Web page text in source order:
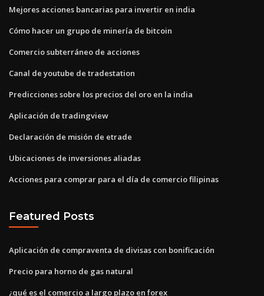
Mejores acciones bancarias para invertir en india
Cómo hacer un grupo de minería de bitcoin
Comercio subterráneo de acciones
Canal de youtube de tradestation
Predicciones sobre los precios del oro en la india
Aplicación de tradingview
Declaración de misión de etrade
Ubicaciones de inversiones aliadas
Acciones para comprar para el día de comercio filipinas
Featured Posts
Aplicación de compraventa de divisas con bonificación
Precio para horno de gas natural
¿qué es el comercio a largo plazo en forex_